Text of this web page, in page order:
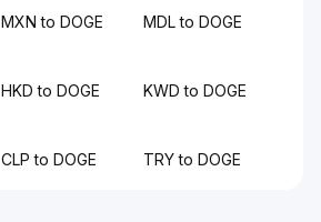
MXN to DOGE MDL to DOGE
HKD to DOGE KWD to DOGE
CLP to DOGE TRY to DOGE